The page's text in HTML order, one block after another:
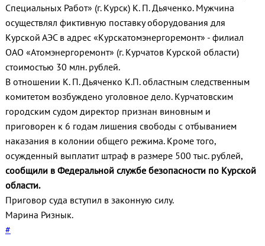
Специальных Работ» (г. Курск) К. П. Дьяченко. Мужчина
осуществлял фиктивную поставку оборудования для
Курской АЭС в адрес «Курскатомэнергоремонт» - филиал
ОАО «Атомэнергоремонт» (г. Курчатов Курской области)
стоимостью 30 млн. рублей.
В отношении К. П. Дьяченко К.П. областным следственным
комитетом возбуждено уголовное дело. Курчатовским
городским судом директор признан виновным и
приговорен к 6 годам лишения свободы с отбыванием
наказания в колонии общего режима. Кроме того,
осужденный выплатит штраф в размере 500 тыс. рублей,
сообщили в Федеральной службе безопасности по Курской
области.
Приговор суда вступил в законную силу.
Марина Ризнык.
#